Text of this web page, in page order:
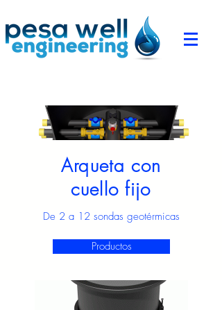
Arqueta con
cuello fijo
De 2 a 12 sondas geotérmicas
Productos